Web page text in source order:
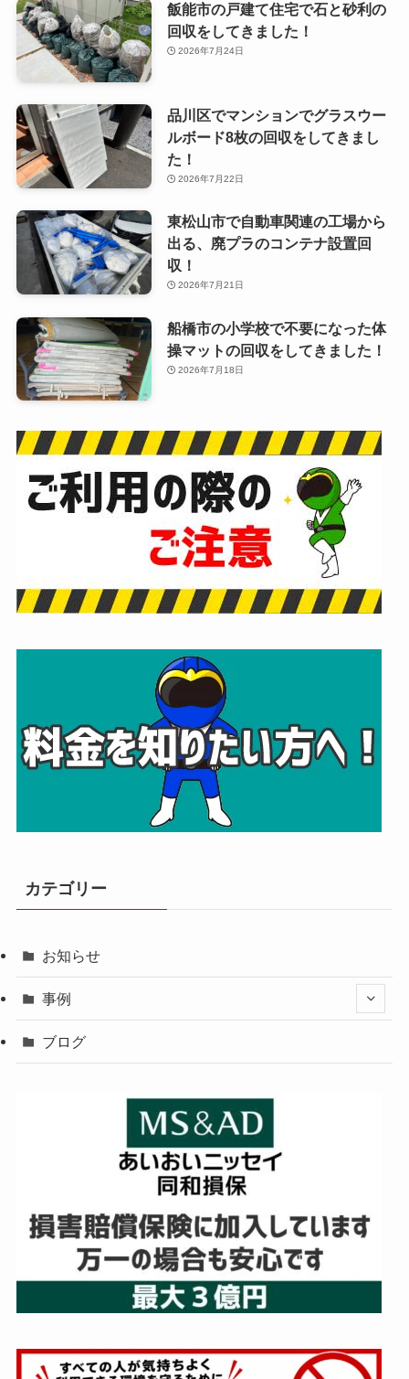
飯能市の戸建て住宅で石と砂利の
回収をしてきました！
2026年7月24日
品川区でマンションでグラスウー
ルボード8枚の回収をしてきまし
た！
2026年7月22日
東松山市で自動車関連の工場から
出る、廃プラのコンテナ設置回
収！
2026年7月21日
船橋市の小学校で不要になった体
操マットの回収をしてきました！
2026年7月18日
カテゴリー
お知らせ
事例
ブログ